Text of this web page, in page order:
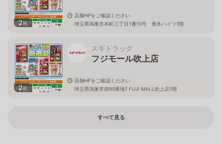
2枚
店舗HPをご確認ください
埼玉県鴻巣市本町三丁目1番10号 青木ハイツ1階
2枚
スギドラッグ
フジモール吹上店
店舗HPをご確認ください
埼玉県鴻巣市袋90番地1 FUJI MALL吹上店1階
すべて見る